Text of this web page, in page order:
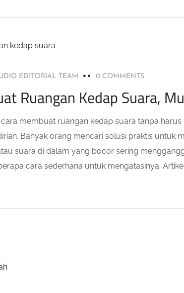
EDITORIAL TEAM 0 COMMENTS
Ruangan Kedap Suara,
membuat ruangan kedap suara tanpa
Banyak orang mencari solusi praktis untuk
suara di dalam yang bocor sering
cara sederhana untuk mengatasinya.